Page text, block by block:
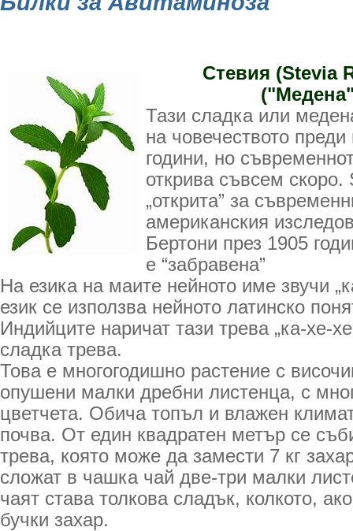
Стевия (Stevia
Тази сладка или
на човечеството
години, но
открива съвсем
„открита” за
американския
Бертони през 1905
е “забравена”
На езика на маите нейното име звучи
език се използва нейното латинско
Индийците наричат тази трева „ка-хе-
сладка трева.
Това е многогодишно растение с
опушени малки дребни листенца, с
цветчета. Обича топъл и влажен
почва. От един квадратен метър се
трева, която може да замести 7 кг
сложат в чашка чай две-три малки
чаят става толкова сладък, колкото,
бучки захар.